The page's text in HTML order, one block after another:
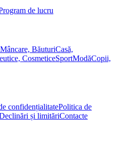
de lucru
Mâncare, BăuturiCasă,
CosmeticeSportModăCopii,
confidențialitatePolitica de
și limităriContacte